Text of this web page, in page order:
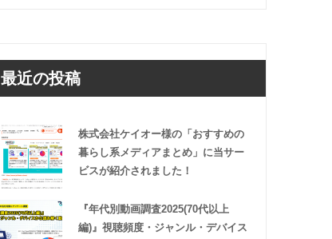
最近の投稿
株式会社ケイオー様の「おすすめの
暮らし系メディアまとめ」に当サー
ビスが紹介されました！
『年代別動画調査2025(70代以上
編)』視聴頻度・ジャンル・デバイス